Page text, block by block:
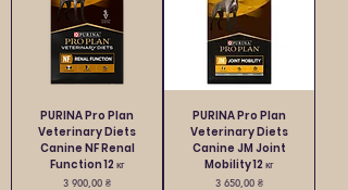
PURINA Pro Plan
Veterinary Diets
Canine NF Renal
Function 12 кг
Ціна
3 900,00 ₴
PURINA Pro Plan
Veterinary Diets
Canine JM Joint
Mobility 12 кг
Ціна
3 650,00 ₴